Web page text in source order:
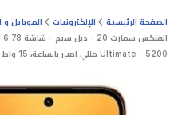
الصفحة الرئيسية الإلكترونيات الموبايل و
Ultimate - 5200 مللي امبير بالساعة، 15 واط